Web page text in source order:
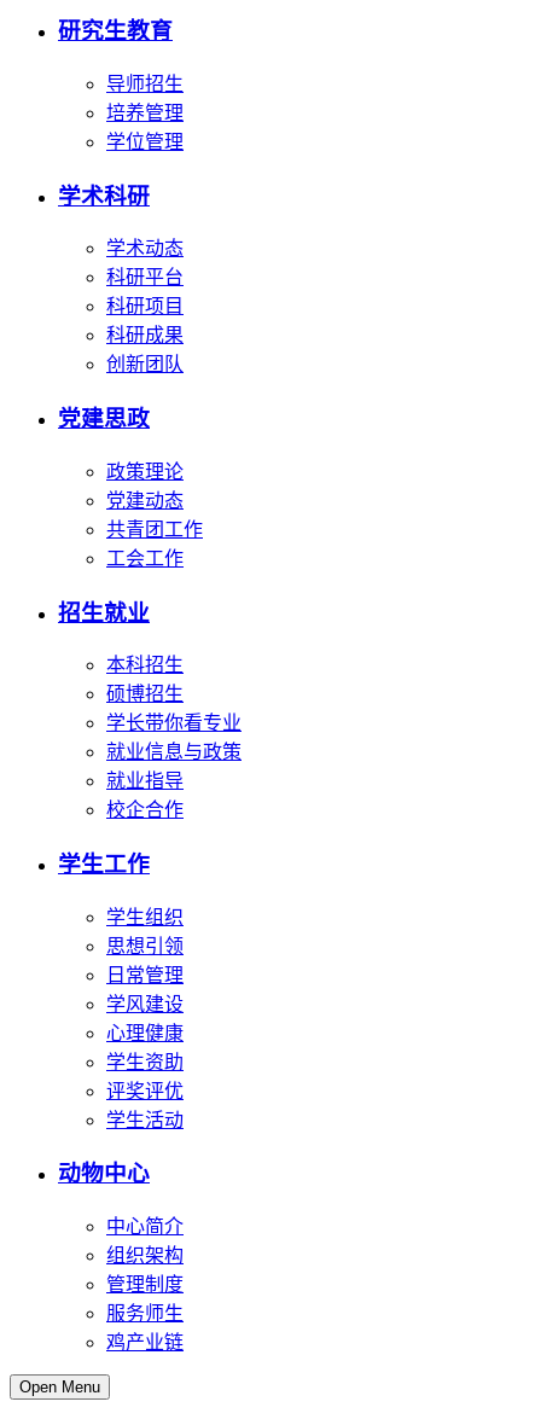
研究生教育
导师招生
培养管理
学位管理
学术科研
学术动态
科研平台
科研项目
科研成果
创新团队
党建思政
政策理论
党建动态
共青团工作
工会工作
招生就业
本科招生
硕博招生
学长带你看专业
就业信息与政策
就业指导
校企合作
学生工作
学生组织
思想引领
日常管理
学风建设
心理健康
学生资助
评奖评优
学生活动
动物中心
中心简介
组织架构
管理制度
服务师生
鸡产业链
Open Menu